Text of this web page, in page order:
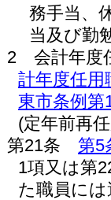
務手当、
当及び勤
2
会計年度
計年度任用
東市条例第
(定年前再
第21条
第5
1項又は第
た職員に